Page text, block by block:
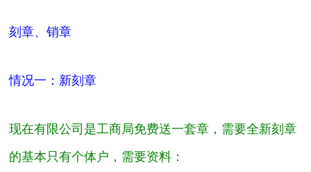
刻章、销章
情况一：新刻章
现在有限公司是工商局免费送一套章，需要全新刻章
的基本只有个体户，需要资料：